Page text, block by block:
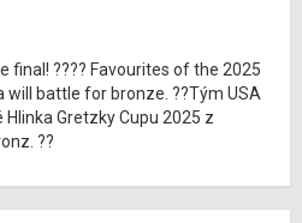
final! ???? Favourites of the 2025
will battle for bronze. ??Tým USA
Hlinka Gretzky Cupu 2025 z
??